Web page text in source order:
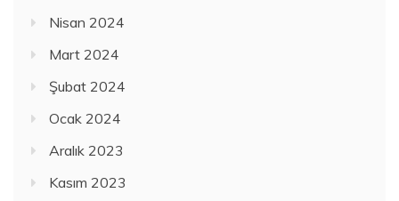
Nisan 2024
Mart 2024
Şubat 2024
Ocak 2024
Aralık 2023
Kasım 2023